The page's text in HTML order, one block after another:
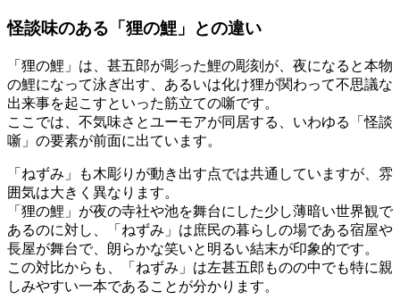
怪談味のある「狸の鯉」との違い
「狸の鯉」は、甚五郎が彫った鯉の彫刻が、夜になると本物
の鯉になって泳ぎ出す、あるいは化け狸が関わって不思議な
出来事を起こすといった筋立ての噺です。
ここでは、不気味さとユーモアが同居する、いわゆる「怪談
噺」の要素が前面に出ています。
「ねずみ」も木彫りが動き出す点では共通していますが、雰
囲気は大きく異なります。
「狸の鯉」が夜の寺社や池を舞台にした少し薄暗い世界観で
あるのに対し、「ねずみ」は庶民の暮らしの場である宿屋や
長屋が舞台で、朗らかな笑いと明るい結末が印象的です。
この対比からも、「ねずみ」は左甚五郎ものの中でも特に親
しみやすい一本であることが分かります。